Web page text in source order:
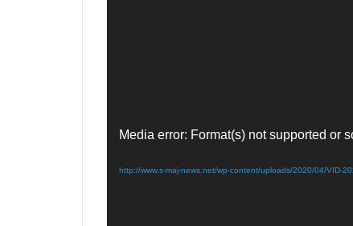
Media error: Format(s) not supported or